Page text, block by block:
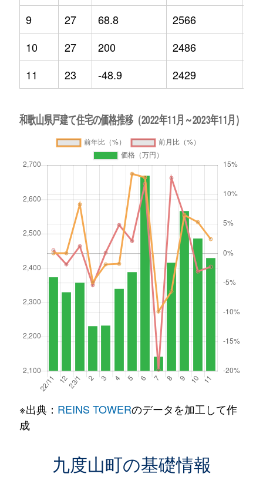
9
27 68.8 2566
10
27 200 2486
11
23 -48.9 2429
※出典： REINS TOWERのデータを加工して作
成
九度山町の基礎情報